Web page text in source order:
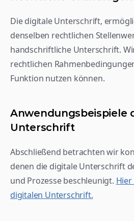
Die digitale Unterschrift,
denselben rechtlichen
handschriftliche Unterschrift.
rechtlichen
Funktion nutzen können.
Anwendungsbeispiele
Unterschrift
Abschließend betrachten wir
denen die digitale Unterschrift
und Prozesse beschleunigt.
digitalen Unterschrift.